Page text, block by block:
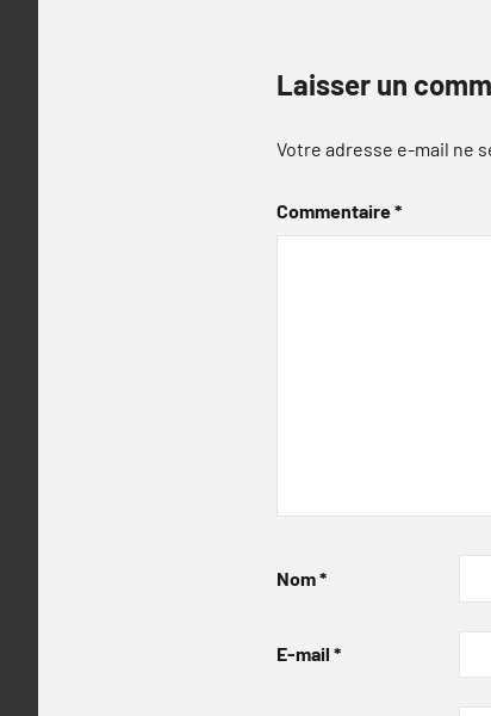
Laisser un
Votre adresse e-mail ne
Commentaire*
Nom*
E-mail *